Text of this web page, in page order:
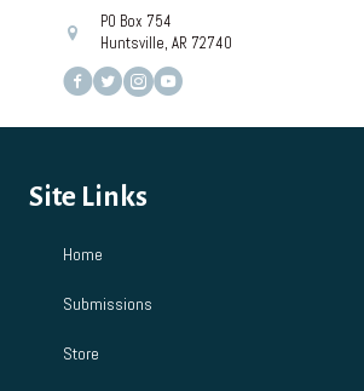
PO Box 754
Huntsville, AR 72740
Site Links
Home
Submissions
Store